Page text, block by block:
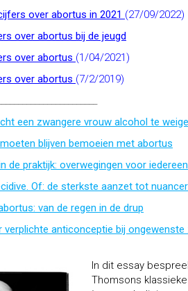
over abortus in 2021 (27/09/2022)
over abortus bij de jeugd
over abortus (1/04/2021)
over abortus (7/2/2019)
een zwangere vrouw alcohol te
blijven bemoeien met abortus
de praktijk: overwegingen voor iedereen
Of: de sterkste aanzet tot
van de regen in de drup
verplichte anticonceptie bij ongewenste
In dit essay
Thomsons